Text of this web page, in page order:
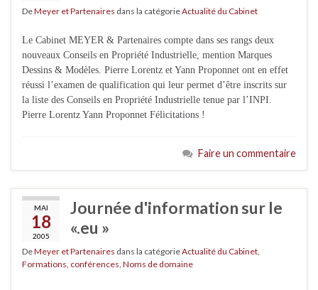
DeMeyer et Partenaires dans la catégorieActualité du Cabinet
Le Cabinet MEYER & Partenaires compte dans ses rangs deux
nouveaux Conseils en Propriété Industrielle, mention Marques
Dessins & Modèles. Pierre Lorentz et Yann Proponnet ont en effet
réussi l’examen de qualification qui leur permet d’être inscrits sur
la liste des Conseils en Propriété Industrielle tenue par l’INPI.
Pierre Lorentz Yann Proponnet Félicitations !
Faire un commentaire
MAI
18
2005
Journée d'information sur le
«.eu »
DeMeyer et Partenaires dans la catégorieActualité du Cabinet
Formations, conférences Noms de domaine